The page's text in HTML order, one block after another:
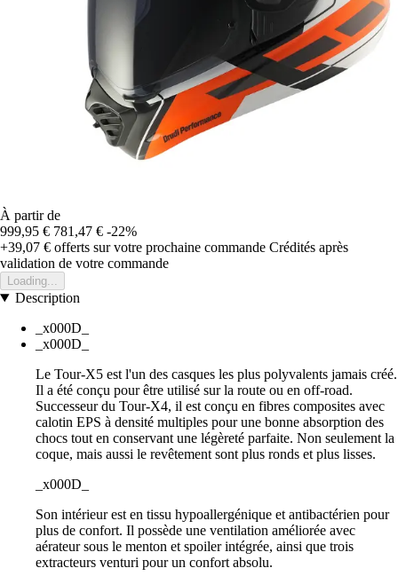
À partir de
999,95 € 781,47 € -22%
+39,07 € offerts sur votre prochaine commande Crédités après
validation de votre commande
Loading...
Description
_x000D_
_x000D_
Le Tour-X5 est l'un des casques les plus polyvalents jamais créé.
Il a été conçu pour être utilisé sur la route ou en off-road.
Successeur du Tour-X4, il est conçu en fibres composites avec
calotin EPS à densité multiples pour une bonne absorption des
chocs tout en conservant une légèreté parfaite. Non seulement la
coque, mais aussi le revêtement sont plus ronds et plus lisses.
_x000D_
Son intérieur est en tissu hypoallergénique et antibactérien pour
plus de confort. Il possède une ventilation améliorée avec
aérateur sous le menton et spoiler intégrée, ainsi que trois
extracteurs venturi pour un confort absolu.